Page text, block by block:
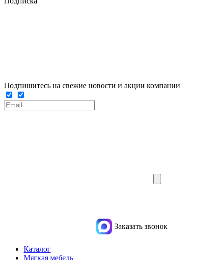
Подпишитесь на свежие новости и акции компании
Заказать звонок
Каталог
Мягкая мебель